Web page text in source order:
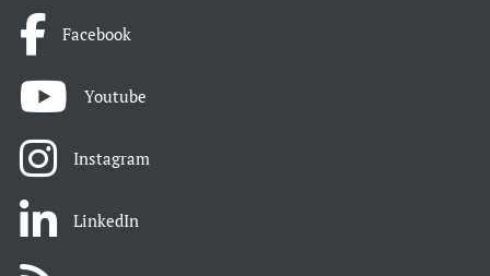
Facebook
Youtube
Instagram
LinkedIn